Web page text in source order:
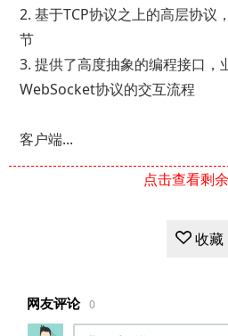
2. 基于TCP协议之上的高层协议
节
3. 提供了高度抽象的编程接口，
WebSocket协议的交互流程
客户端...
点击查看剩
收藏
网友评论 0